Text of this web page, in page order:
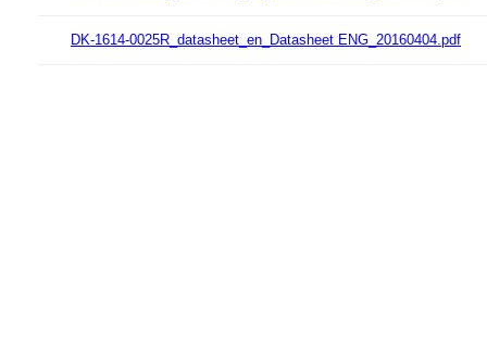
DK-1614-0025R_datasheet_en_Datasheet ENG_20160404.pdf